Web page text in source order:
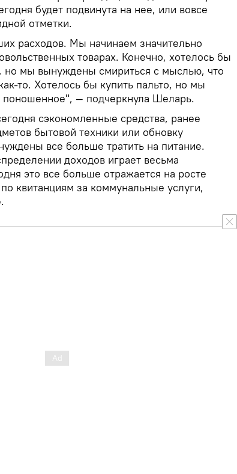
будет подвинута на нее, или вовсе
отметки.
расходов. Мы начинаем значительно
товарах. Конечно, хотелось бы
но мы вынуждены смириться с мыслью, что
то. Хотелось бы купить пальто, но мы
поношенное", — подчеркнула Шеларь.
сэкономленные средства, ранее
бытовой техники или обновку
все больше тратить на питание.
доходов играет весьма
это все больше отражается на росте
квитанциям за коммунальные услуги,